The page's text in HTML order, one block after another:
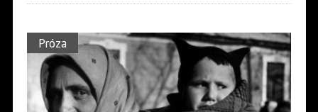
Próza